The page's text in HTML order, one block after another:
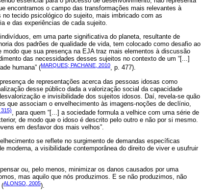
encontramos o campo das transformações mais relevantes à
tecido psicológico do sujeito, mais imbricado com as
e das experiências de cada sujeito.
em uma parte significativa do planeta, resultante de
dos padrões de qualidade de vida, tem colocado como desafio ao
que sua presença na EJA traz mais elementos à discussão
das necessidades desses sujeitos no contexto de um “[...]
humana” (MARQUES; PACHANE, 2010, p. 477).
de representações acerca das pessoas idosas como
desse público dada a valorização social da capacidade
e invisibilidade dos sujeitos idosos. Daí, revela-se quão
que associam o envelhecimento às imagens-noções de declínio,
, para quem “[...] a sociedade formula a velhice com uma série de
de modo que o idoso é descrito pelo outro e não por si mesmo.
em desfavor dos mais velhos”.
se reflete no surgimento de demandas específicas
moderna, a visibilidade contemporânea do direito de viver e usufruir
ou, pelo menos, minimizar os danos causados por uma
mas aquilo que nós produzimos. E se não produzimos, não
(ALONSO, 2005).